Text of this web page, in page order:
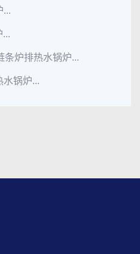
...
...
条炉排热水锅炉...
水锅炉...